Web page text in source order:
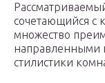
сочетающийся с
множество
направленными
стилистики